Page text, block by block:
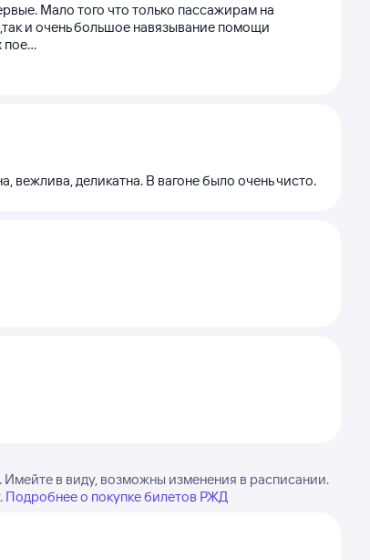
Мало того что только пассажирам на
и очень большое навязывание помощи
вежлива, деликатна. В вагоне было очень чисто.
в виду, возможны изменения в расписании.
Подробнее о покупке билетов РЖД